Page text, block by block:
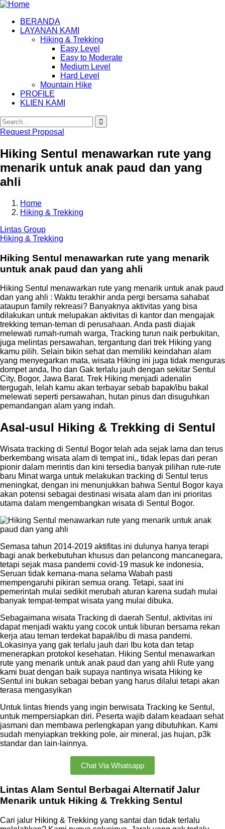
BERANDA
LAYANAN KAMI
Hiking & Trekking
Easy Level
Easy to Moderate
Medium Level
Hard Level
Mountain Hike
PROFILE
KLIEN KAMI
Request Proposal
Hiking Sentul menawarkan rute yang
menarik untuk anak paud dan yang
ahli
Home
Hiking & Trekking
Lintas Group
Hiking & Trekking
Hiking Sentul menawarkan rute yang menarik
untuk anak paud dan yang ahli
Hiking Sentul menawarkan rute yang menarik untuk anak paud
dan yang ahli : Waktu terakhir anda pergi bersama sahabat
ataupun family rekreasi? Banyaknya aktivitas yang bisa
dilakukan untuk melupakan aktivitas di kantor dan mengajak
trekking teman-teman di perusahaan. Anda pasti diajak
melewati rumah-rumah warga, Tracking turun naik perbukitan,
juga melintas persawahan, tergantung dari trek Hiking yang
kamu pilih. Selain bikin sehat dan memiliki keindahan alam
yang menyegarkan mata, wisata Hiking ini juga tidak menguras
dompet anda, lho dan Gak terlalu jauh dengan sekitar Sentul
City, Bogor, Jawa Barat. Trek Hiking menjadi adenalin
tergugah, lelah kamu akan terbayar sebab bapak/ibu bakal
melewati seperti persawahan, hutan pinus dan disuguhkan
pemandangan alam yang indah.
Asal-usul Hiking & Trekking di Sentul
Wisata tracking di Sentul Bogor telah ada sejak lama dan terus
berkembang wisata alam di tempat ini,, tidak lepas dari peran
pionir dalam merintis dan kini tersedia banyak pilihan rute-rute
baru Minat warga untuk melakukan tracking di Sentul terus
meningkat, dengan ini menunjukkan bahwa Sentul Bogor kaya
akan potensi sebagai destinasi wisata alam dan ini prioritas
utama dalam mengembangkan wisata di Sentul Bogor.
Semasa tahun 2014-2019 aktifitas ini dulunya hanya terapi
bagi anak berkebutuhan khusus dan pelancong mancanegara,
tetapi sejak masa pandemi covid-19 masuk ke indonesia,
Seruan tidak kemana-mana selama Wabah pasti
mempengaruhi pikiran semua orang. Tetapi, saat ini
pemerintah mulai sedikit merubah aturan karena sudah mulai
banyak tempat-tempat wisata yang mulai dibuka.
Sebagaimana wisata Tracking di daerah Sentul, aktivitas ini
dapat menjadi waktu yang cocok untuk liburan bersama rekan
kerja atau teman terdekat bapak/ibu di masa pandemi.
Lokasinya yang gak terlalu jauh dari Ibu kota dan tetap
menerapkan protokol kesehatan. Hiking Sentul menawarkan
rute yang menarik untuk anak paud dan yang ahli Rute yang
kami buat dengan baik supaya nantinya wisata Hiking ke
Sentul ini bukan sebagai beban yang harus dilalui tetapi akan
terasa mengasyikan
Untuk lintas friends yang ingin berwisata Tracking ke Sentul,
untuk mempersiapkan diri. Peserta wajib dalam keadaan sehat
jasmani dan membawa perlengkapan yang dibutuhkan. Kami
sudah menyiapkan trekking pole, air mineral, jas hujan, p3k
standar dan lain-lainnya.
Chat Via Whatsapp
Lintas Alam Sentul Berbagai Alternatif Jalur
Menarik untuk Hiking & Trekking Sentul
Cari jalur Hiking & Trekking yang santai dan tidak terlalu